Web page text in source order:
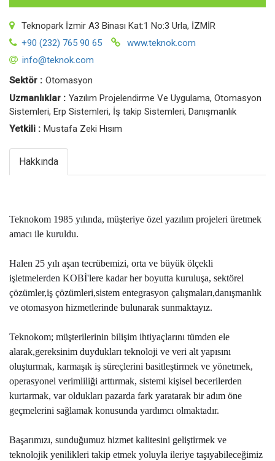
Teknopark İzmir A3 Binası Kat:1 No:3 Urla, İZMİR
+90 (232) 765 90 65
www.teknok.com
info@teknok.com
Sektör : Otomasyon
Uzmanlıklar : Yazılım Projelendirme Ve Uygulama, Otomasyon
Sistemleri, Erp Sistemleri, İş takip Sistemleri, Danışmanlık
Yetkili : Mustafa Zeki Hısım
Hakkında
Teknokom 1985 yılında, müşteriye özel yazılım projeleri üretmek
amacı ile kuruldu.
Halen 25 yılı aşan tecrübemizi, orta ve büyük ölçekli
işletmelerden KOBİ'lere kadar her boyutta kuruluşa, sektörel
çözümler,iş çözümleri,sistem entegrasyon çalışmaları,danışmanlık
ve otomasyon hizmetlerinde bulunarak sunmaktayız.
Teknokom; müşterilerinin bilişim ihtiyaçlarını tümden ele
alarak,gereksinim duydukları teknoloji ve veri alt yapısını
oluşturmak, karmaşık iş süreçlerini basitleştirmek ve yönetmek,
operasyonel verimliliği arttırmak, sistemi kişisel becerilerden
kurtarmak, var oldukları pazarda fark yaratarak bir adım öne
geçmelerini sağlamak konusunda yardımcı olmaktadır.
Başarımızı, sunduğumuz hizmet kalitesini geliştirmek ve
teknolojik yenilikleri takip etmek yoluyla ileriye taşıyabileceğimiz